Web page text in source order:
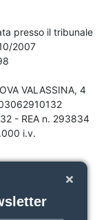
presso il tribunale
2007
VALASSINA, 4
- REA n. 293834
i.v.